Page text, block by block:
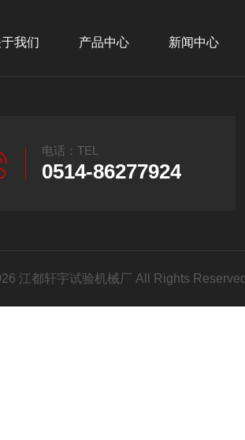
我们 产品中心 新闻中心
电话：TEL
0514-86277924
江都轩宇试验机械厂 All Rights